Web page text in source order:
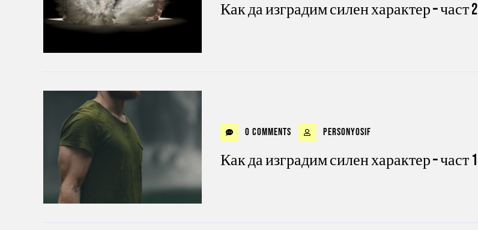
Как да изградим силен характер – част 2
0 Comments personyosif
Как да изградим силен характер – част 1